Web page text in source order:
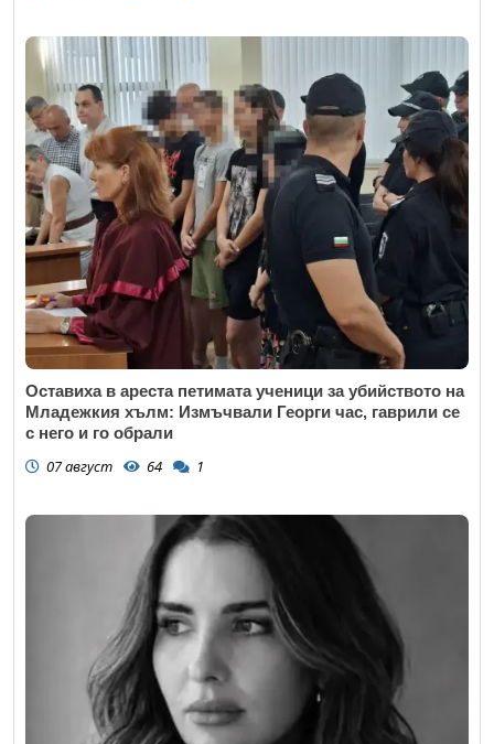
Оставиха в ареста петимата ученици за убийството на
Младежкия хълм: Измъчвали Георги час, гаврили се
с него и го обрали
07 август 64 1